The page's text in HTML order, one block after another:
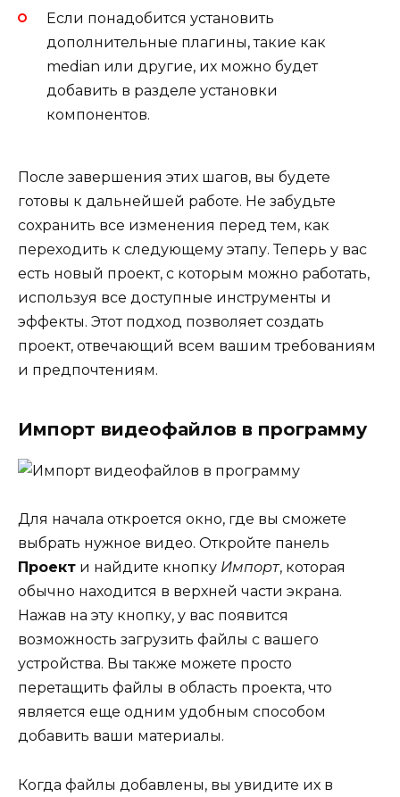
Если понадобится установить
дополнительные плагины, такие как
median или другие, их можно будет
добавить в разделе установки
компонентов.
После завершения этих шагов, вы будете
готовы к дальнейшей работе. Не забудьте
сохранить все изменения перед тем, как
переходить к следующему этапу. Теперь у вас
есть новый проект, с которым можно работать,
используя все доступные инструменты и
эффекты. Этот подход позволяет создать
проект, отвечающий всем вашим требованиям
и предпочтениям.
Импорт видеофайлов в программу
Для начала откроется окно, где вы сможете
выбрать нужное видео. Откройте панель
Проект и найдите кнопку Импорт, которая
обычно находится в верхней части экрана.
Нажав на эту кнопку, у вас появится
возможность загрузить файлы с вашего
устройства. Вы также можете просто
перетащить файлы в область проекта, что
является еще одним удобным способом
добавить ваши материалы.
Когда файлы добавлены, вы увидите их в